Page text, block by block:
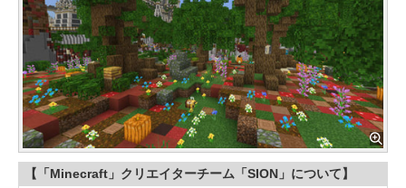
【「Minecraft」クリエイターチーム「SION」について】